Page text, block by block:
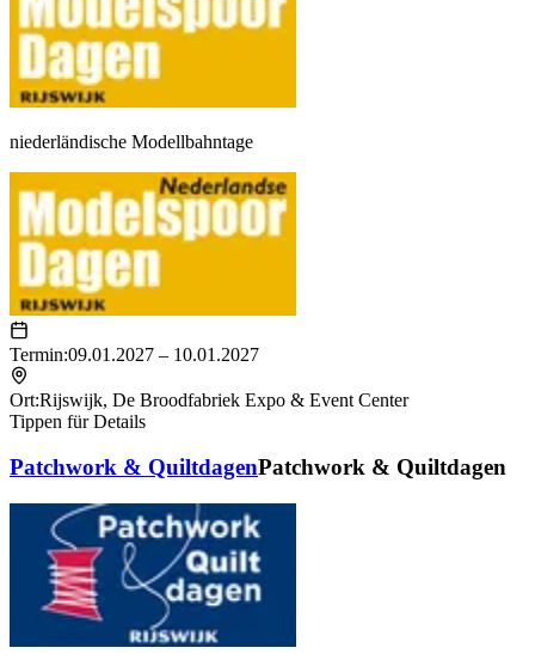
niederländische Modellbahntage
Termin:09.01.2027 – 10.01.2027
Ort:Rijswijk, De Broodfabriek Expo & Event Center
Tippen für Details
Patchwork & QuiltdagenPatchwork & Quiltdagen